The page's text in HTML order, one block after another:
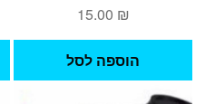
15.00 ₪
הוספה לסל